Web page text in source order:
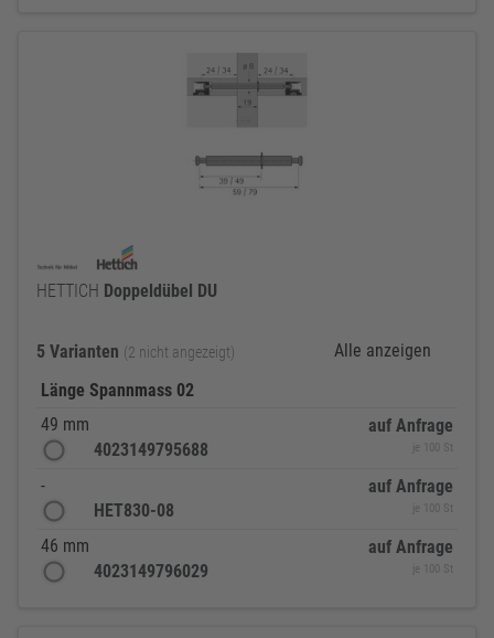
HETTICH Doppeldübel DU
5 Varianten (2 nicht angezeigt)
Alle anzeigen
Länge Spannmass 02
49 mm
4023149795688
auf Anfrage
je 100 St
-
HET830-08
auf Anfrage
je 100 St
46 mm
4023149796029
auf Anfrage
je 100 St